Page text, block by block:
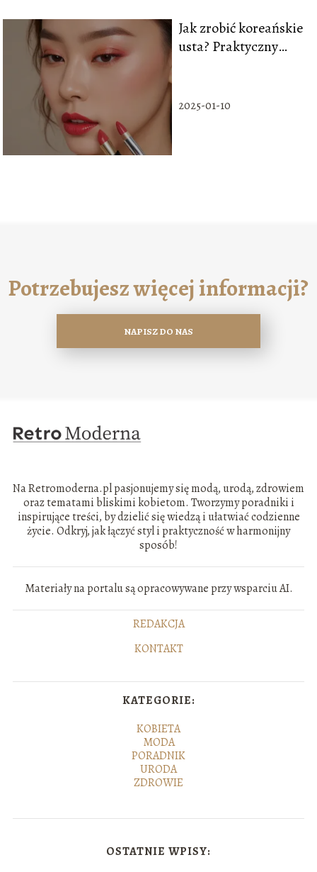
Jak zrobić koreańskie
usta? Praktyczny
2025-01-10
Potrzebujesz więcej informacji?
NAPISZ DO NAS
Na Retromoderna.pl pasjonujemy się modą, urodą, zdrowiem
oraz tematami bliskimi kobietom. Tworzymy poradniki i
inspirujące treści, by dzielić się wiedzą i ułatwiać codzienne
życie. Odkryj, jak łączyć styl i praktyczność w harmonijny
sposób!
Materiały na portalu są opracowywane przy wsparciu AI.
REDAKCJA
KONTAKT
KATEGORIE:
KOBIETA
MODA
PORADNIK
URODA
ZDROWIE
OSTATNIE WPISY: